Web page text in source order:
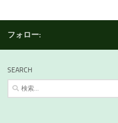
フォロー:
SEARCH
検
索: